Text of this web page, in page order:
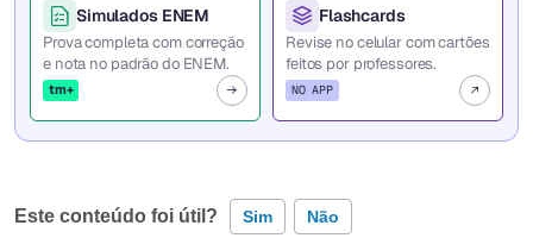
Simulados ENEM
Prova completa com correção
e nota no padrão do ENEM.
tm+
Flashcards
Revise no celular com cartões
feitos por professores.
NO APP
Este conteúdo foi útil? Sim Não